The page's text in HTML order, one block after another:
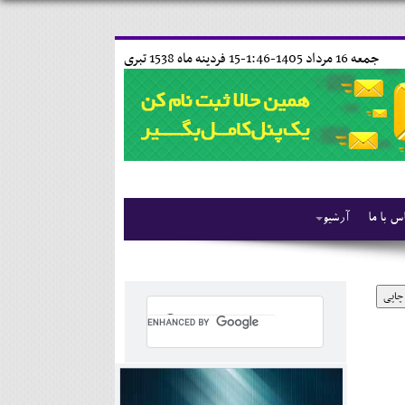
15 فردينه ماه 1538 تبری جمعه 16 مرداد 1405-1:46-
آرشیو با ما